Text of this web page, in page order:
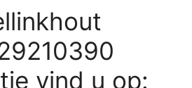
vind u op: